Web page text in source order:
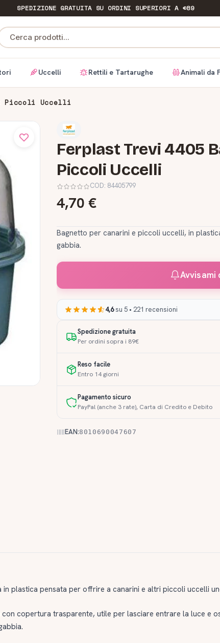
SPEDIZIONE GRATUITASU ORDINI SUPERIORI A €89
Cerca prodotti...
Uccelli Rettili e Tartarughe Animali da
Piccoli Uccelli
Ferplast Trevi 4405
Piccoli Uccelli
COD: 84405799
4,70 €
Bagnetto per canarini e piccoli uccelli, in
gabbia.
Avvisami
4,6su 5 • 221 recensioni
Spedizione gratuita
Per ordini sopra i 89€
Reso facile
Entro 14 giorni
Pagamento sicuro
PayPal (anche 3 rate), Carta di Credito e Debito
EAN:8010690047607
in plastica pensata per offrire a canarini e altri piccoli uccelli
copertura trasparente, utile per lasciare entrare la luce e